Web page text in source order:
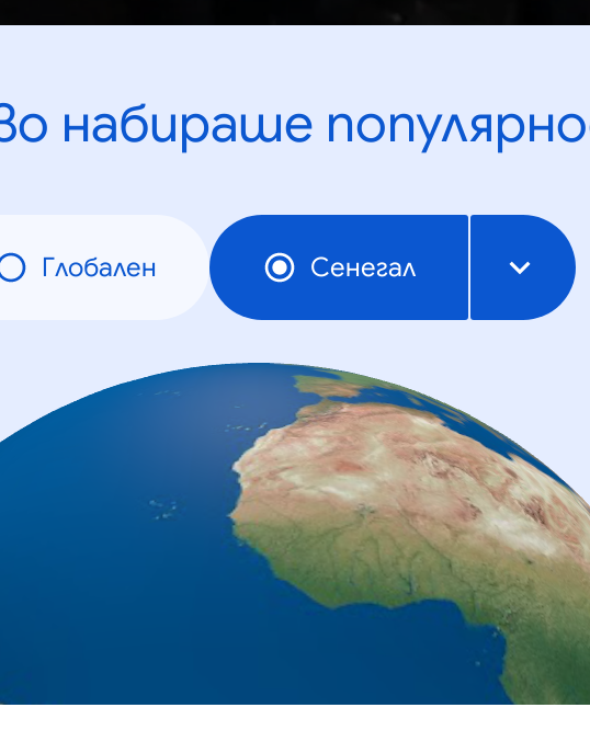
набираше
Глобален Сенегал